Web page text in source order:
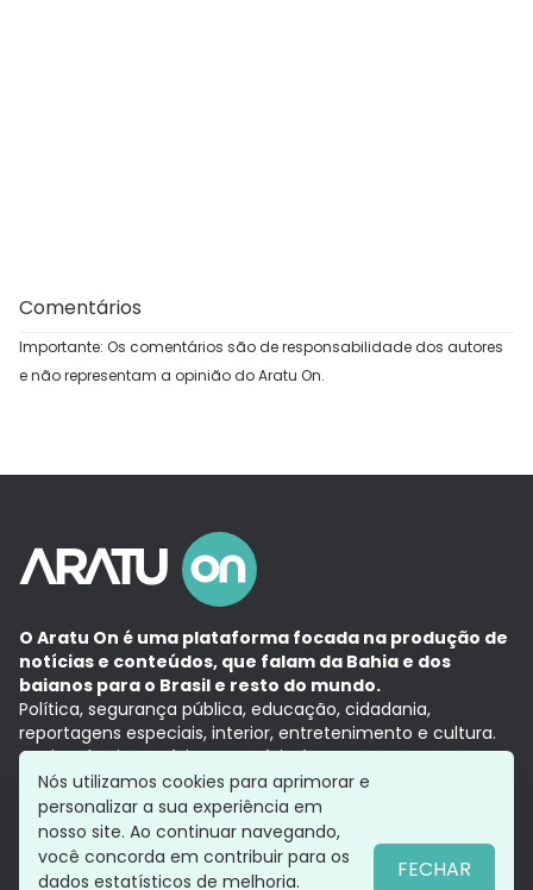
Comentários
Importante: Os comentários são de responsabilidade dos autores
e não representam a opinião do Aratu On.
O Aratu On é uma plataforma focada na produção de
notícias e conteúdos, que falam da Bahia e dos
baianos para o Brasil e resto do mundo.
Política, segurança pública, educação, cidadania,
reportagens especiais, interior, entretenimento e cultura.
Aqui, tudo vira notícia e a notícia é no tempo presente,
com a credibilidade do Grupo Aratu.
Grupo Aratu
Política de privacidade
Nós utilizamos cookies para aprimorar e
personalizar a sua experiência em
nosso site. Ao continuar navegando,
você concorda em contribuir para os
dados estatísticos de melhoria.
FECHAR